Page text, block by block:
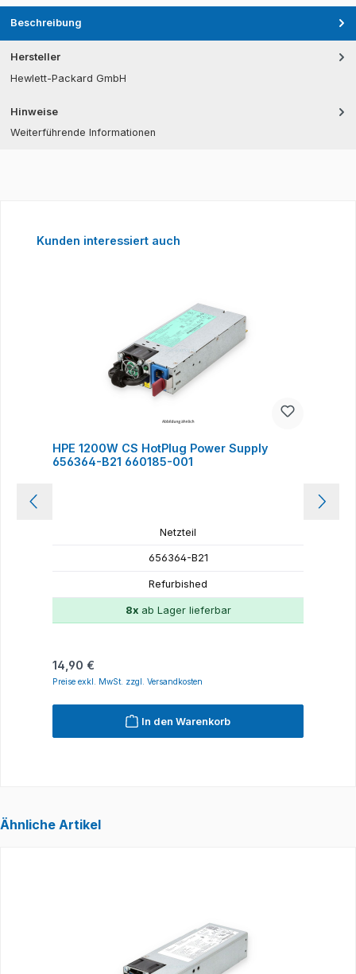
Beschreibung
Hersteller
Hewlett-Packard GmbH
Hinweise
Weiterführende Informationen
Produktgalerie überspringen
Kunden interessiert auch
HPE 1200W CS HotPlug Power Supply
656364-B21 660185-001
Netzteil
656364-B21
Refurbished
8xab Lager lieferbar
Regulärer Preis:
14,90 €
Preise exkl. MwSt. zzgl. Versandkosten
In den Warenkorb
Ähnliche Artikel